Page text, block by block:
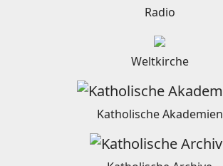
Radio
Weltkirche
Katholische Akademien